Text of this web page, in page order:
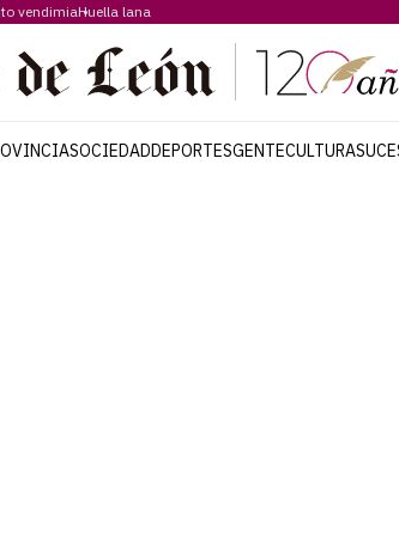
vendimiaHuella lana
SOCIEDADDEPORTESGENTECULTURA